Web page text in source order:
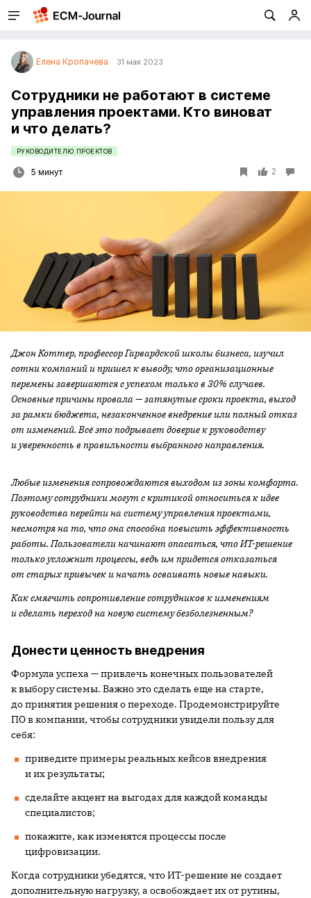
Елена Кропачева 31 мая 2023
Сотрудники не работают в системе
управления проектами. Кто виноват
и что делать?
РУКОВОДИТЕЛЮ ПРОЕКТОВ
5 минут 2
Джон Коттер, профессор Гарвардской школы бизнеса, изучил
сотни компаний и пришел к выводу, что организационные
перемены завершаются с успехом только в 30% случаев.
Основные причины провала — затянутые сроки проекта, выход
за рамки бюджета, незаконченное внедрение или полный отказ
от изменений. Всё это подрывает доверие к руководству
и уверенность в правильности выбранного направления.
Любые изменения сопровождаются выходом из зоны комфорта.
Поэтому сотрудники могут с критикой относиться к идее
руководства перейти на систему управления проектами,
несмотря на то, что она способна повысить эффективность
работы. Пользователи начинают опасаться, что ИТ-решение
только усложнит процессы, ведь им придется отказаться
от старых привычек и начать осваивать новые навыки.
Как смягчить сопротивление сотрудников к изменениям
и сделать переход на новую систему безболезненным?
Донести ценность внедрения
Формула успеха — привлечь конечных пользователей
к выбору системы. Важно это сделать еще на старте,
до принятия решения о переходе. Продемонстрируйте
ПО в компании, чтобы сотрудники увидели пользу для
себя:
приведите примеры реальных кейсов внедрения
и их результаты;
сделайте акцент на выгодах для каждой команды
специалистов;
покажите, как изменятся процессы после
цифровизации.
Когда сотрудники убедятся, что ИТ-решение не создает
дополнительную нагрузку, а освобождает их от рутины,